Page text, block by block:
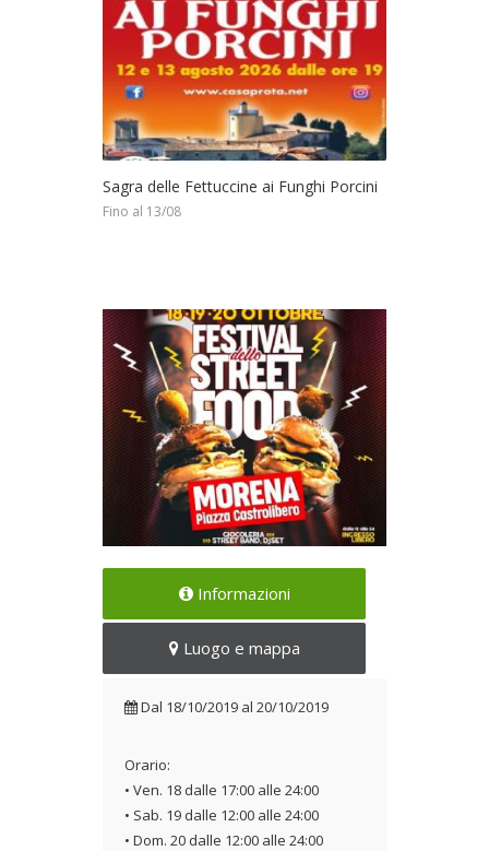
Sagra delle Fettuccine ai Funghi Porcini
Fino al 13/08
25 street Chef a bordo dei
truck o stand cucina
Dal 18/10/2019 al
Informazioni
Luogo e mappa
Dal 18/10/2019 al 20/10/2019
Orario:
• Ven. 18 dalle 17:00 alle 24:00
• Sab. 19 dalle 12:00 alle 24:00
• Dom. 20 dalle 12:00 alle 24:00